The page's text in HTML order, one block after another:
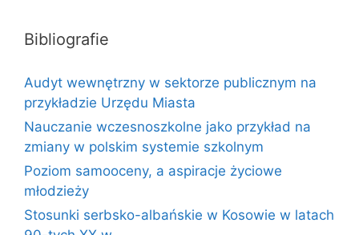
Bibliografie
Audyt wewnętrzny w sektorze publicznym na
przykładzie Urzędu Miasta
Nauczanie wczesnoszkolne jako przykład na
zmiany w polskim systemie szkolnym
Poziom samooceny, a aspiracje życiowe
młodzieży
Stosunki serbsko-albańskie w Kosowie w latach